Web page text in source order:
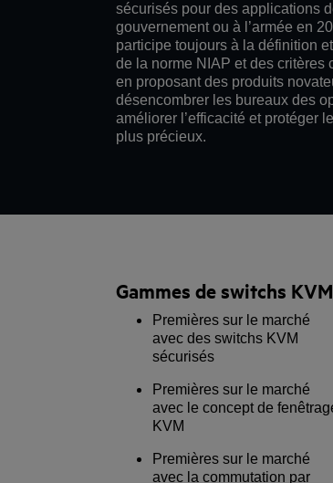
sécurisés pour des applications
gouvernement ou à l’armée en
participe toujours à la définition
de la norme NIAP et des critères
en proposant des produits
désencombrer les bureaux des
améliorer l’efficacité et protéger
plus précieux.
Gammes de switchs
Premières sur le marché
avec des switchs KVM
sécurisés
Premières sur le marché
avec le concept de
KVM
Premières sur le marché
avec la commutation par